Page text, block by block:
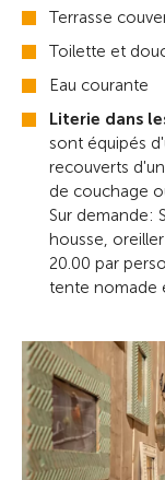
Terrasse
Toilette et d
Eau courante
Literie dans
sont équipés
recouverts
de couchage
Sur demande:
housse,
20.00 par
tente nomade